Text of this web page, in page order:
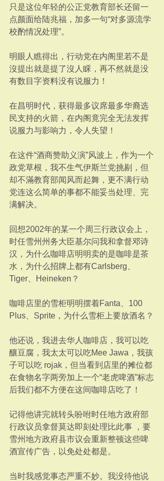
只是这位年轻的公正党教育部长还留一
点颜面给陆兆福，加多一句“对多源流学
校酌情况处理”。
明眼人瞧得出，行动党在内阁里若不是
沒提出就是提了沒人睬，再不然就是没
有数目字资料没有说服力！
在昌明时代，获得最多议席最多华裔选
民支持的火箭，在内阁竟完全无法发挥
说服力与影响力，令人失望！
在这件“酒商赞助义演”风波上，作为一个
政党草根，我不生气伊斯兰党挑剔，但
却不滿教育部闻风而起舞，更不满行动
党连这么简单的事都不能妥当处理、完
满解决。
回想2002年的某一个周三行政议会上，
时任雪州州务大臣基尔问我和拿督邓诗
汉，为什么咖啡店明明卖的是咖啡是茶
水，为什么招牌上都有Carlsberg、
Tiger、Heineken？
咖啡店里的雪柜明明摆着Fanta、100
Plus、Sprite，为什么雪柜上要放酒名？
他还说，我进去华人咖啡店，我可以吃
釀豆腐，我太太可以吃Mee Jawa，我孩
子可以吃 rojak，但当看到店里的摊位都
在食物名字两旁加上一个“老虎啤酒”标志
后我们都不方便在这间咖啡店吃了！
记得他讲完就转头吩咐时任地方政府部
行政议员拿督莫达即刻处理比此事 ，要
雪州地方政府县市议会重新整顿这些啤
酒宣传广告，以免处处都是。
当时我感觉事态严重不妙。我没待他说